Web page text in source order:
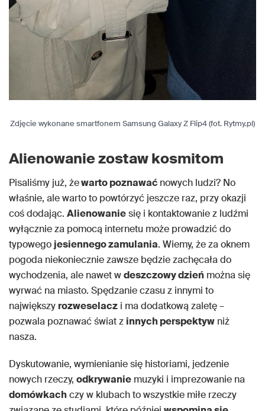
Zdjęcie wykonane smartfonem Samsung Galaxy Z Flip4 (fot. Rytmy.pl)
Alienowanie zostaw kosmitom
Pisaliśmy już, żewarto poznawać nowych ludzi? No
właśnie, ale warto to powtórzyć jeszcze raz, przy okazji
coś dodając. Alienowaniesię i kontaktowanie z ludźmi
wyłącznie za pomocą internetu może prowadzić do
typowego jesiennego zamulania. Wiemy, że za oknem
pogoda niekoniecznie zawsze będzie zachęcała do
wychodzenia, ale nawet wdeszczowy dzień można się
wyrwać na miasto. Spędzanie czasu z innymi to
największy rozweselacz i ma dodatkową zaletę –
pozwala poznawać świat z innych perspektyw niż
nasza.
Dyskutowanie, wymienianie się historiami, jedzenie
nowych rzeczy, odkrywanie muzyki i imprezowanie na
domówkachczy w klubach to wszystkie miłe rzeczy